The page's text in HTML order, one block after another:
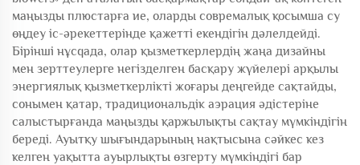
маңызды плюстарға ие, оларды совремалық қосымша су
өңдеу іс-әрекеттерінде қажетті екендігін дәлелдейді.
Бірінші нұсqaда, олар қызметкерлердің жаңа дизайны
мен зерттеулерге негізделген басқару жүйелері арқылы
энергиялық қызметкерлікті жоғары деңгейде сақтайды,
сонымен қатар, традициональдік аэрация әдістеріне
салыстырғанда маңызды қаржылықты сақтау мүмкіндігін
береді. Ауытқу шығындарының нақтысына сәйкес кез
келген уақытта ауырлықты өзгерту мүмкіндігі бар